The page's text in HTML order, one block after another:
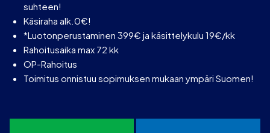
suhteen!
Käsiraha alk.0€!
*Luotonperustaminen 399€ ja käsittelykulu 19€/kk
Rahoitusaika max 72 kk
OP-Rahoitus
Toimitus onnistuu sopimuksen mukaan ympäri Suomen!